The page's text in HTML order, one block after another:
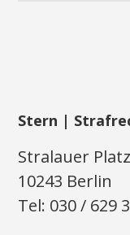
Stern |
Stralauer
10243 Berlin
Tel: 030 / 629